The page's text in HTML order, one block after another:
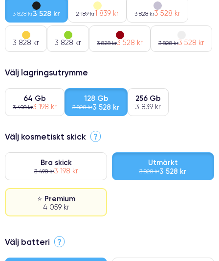
3 828 kr3 528 kr 2 189 kr1 839 kr 3 828 kr3 528 kr
3 828 kr 3 828 kr 3 828 kr3 528 kr 3 828 kr3 528 kr
Välj lagringsutrymme
64 Gb
3 498 kr3 198 kr
128 Gb
3 828 kr3 528 kr
256 Gb
3 839 kr
Välj kosmetiskt skick ?
Bra skick
3 498 kr3 198 kr
Utmärkt
3 828 kr3 528 kr
⭐ Premium
4 059 kr
⭐ Premium
Välj batteri ?